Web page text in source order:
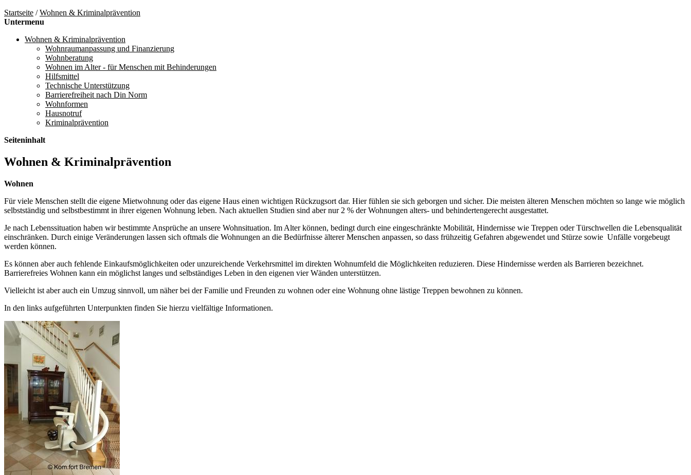
Startseite /Wohnen & Kriminalprävention
Untermenu
Wohnen & Kriminalprävention
Wohnraumanpassung und Finanzierung
Wohnberatung
Wohnen im Alter - für Menschen mit Behinderungen
Hilfsmittel
Technische Unterstützung
Barrierefreiheit nach Din Norm
Wohnformen
Hausnotruf
Kriminalprävention
Seiteninhalt
Wohnen & Kriminalprävention
Wohnen
Für viele Menschen stellt die eigene Mietwohnung oder das eigene Haus einen wichtigen Rückzugsort dar. Hier fühlen sie sich geborgen und sicher. Die meisten älteren Menschen möchten so lange wie möglich
selbstständig und selbstbestimmt in ihrer eigenen Wohnung leben. Nach aktuellen Studien sind aber nur 2 % der Wohnungen alters- und behindertengerecht ausgestattet.
Je nach Lebenssituation haben wir bestimmte Ansprüche an unsere Wohnsituation. Im Alter können, bedingt durch eine eingeschränkte Mobilität, Hindernisse wie Treppen oder Türschwellen die Lebensqualität
einschränken. Durch einige Veränderungen lassen sich oftmals die Wohnungen an die Bedürfnisse älterer Menschen anpassen, so dass frühzeitig Gefahren abgewendet und Stürze sowie Unfälle vorgebeugt
werden können.
Es können aber auch fehlende Einkaufsmöglichkeiten oder unzureichende Verkehrsmittel im direkten Wohnumfeld die Möglichkeiten reduzieren. Diese Hindernisse werden als Barrieren bezeichnet.
Barrierefreies Wohnen kann ein möglichst langes und selbständiges Leben in den eigenen vier Wänden unterstützen.
Vielleicht ist aber auch ein Umzug sinnvoll, um näher bei der Familie und Freunden zu wohnen oder eine Wohnung ohne lästige Treppen bewohnen zu können.
In den links aufgeführten Unterpunkten finden Sie hierzu vielfältige Informationen.